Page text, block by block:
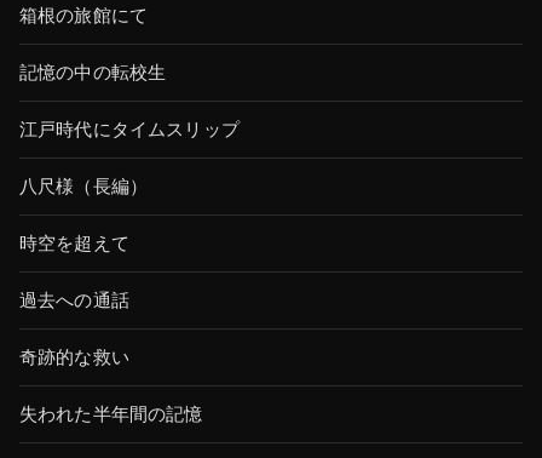
箱根の旅館にて
記憶の中の転校生
江戸時代にタイムスリップ
八尺様（長編）
時空を超えて
過去への通話
奇跡的な救い
失われた半年間の記憶